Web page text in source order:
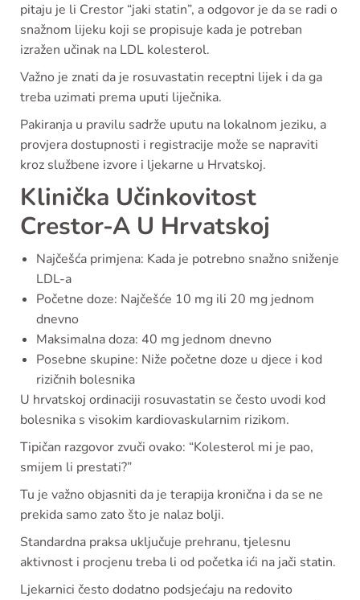
pitaju je li Crestor “jaki statin”, a odgovor je da se radi o
snažnom lijeku koji se propisuje kada je potreban
izražen učinak na LDL kolesterol.
Važno je znati da je rosuvastatin receptni lijek i da ga
treba uzimati prema uputi liječnika.
Pakiranja u pravilu sadrže uputu na lokalnom jeziku, a
provjera dostupnosti i registracije može se napraviti
kroz službene izvore i ljekarne u Hrvatskoj.
Klinička Učinkovitost
Crestor-A U Hrvatskoj
Najčešća primjena: Kada je potrebno snažno sniženje
LDL-a
Početne doze: Najčešće 10 mg ili 20 mg jednom
dnevno
Maksimalna doza: 40 mg jednom dnevno
Posebne skupine: Niže početne doze u djece i kod
rizičnih bolesnika
U hrvatskoj ordinaciji rosuvastatin se često uvodi kod
bolesnika s visokim kardiovaskularnim rizikom.
Tipičan razgovor zvuči ovako: “Kolesterol mi je pao,
smijem li prestati?”
Tu je važno objasniti da je terapija kronična i da se ne
prekida samo zato što je nalaz bolji.
Standardna praksa uključuje prehranu, tjelesnu
aktivnost i procjenu treba li od početka ići na jači statin.
Ljekarnici često dodatno podsjećaju na redovito